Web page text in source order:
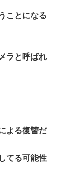
ことになる
ラと呼ばれ
よる復讐だ
てる可能性